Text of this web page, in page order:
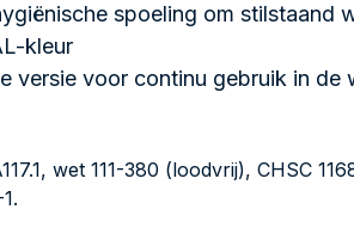
spoeling om stilstaand
kleur
versie voor continu gebruik in de
wet 111-380 (loodvrij), CHSC